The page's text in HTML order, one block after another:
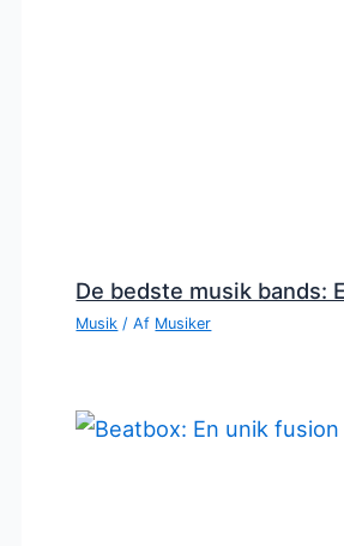
De bedste musik bands:
Musik / Af Musiker